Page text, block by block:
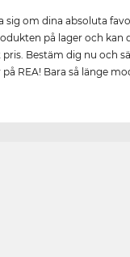
sig om dina absoluta
på lager och kan
Bestäm dig nu och
REA! Bara så länge